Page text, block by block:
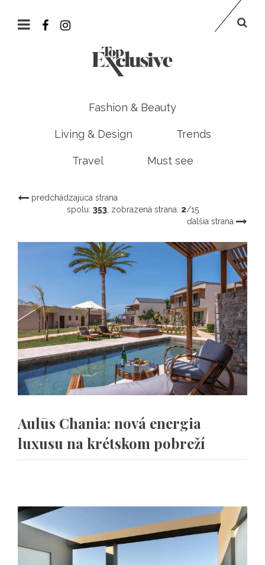
Fashion & Beauty
Living & Design Trends
Travel Must see
predchádzajúca strana
spolu: 353, zobrazená strana: 2/15
ďalšia strana
Aulūs Chania: nová energia
luxusu na krétskom pobreží